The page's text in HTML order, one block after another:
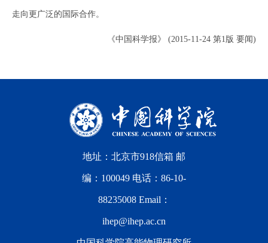
走向更广泛的国际合作。
《中国科学报》 (2015-11-24 第1版 要闻)
地址：北京市918信箱 邮
编：100049 电话：86-10-
88235008 Email：
ihep@ihep.ac.cn